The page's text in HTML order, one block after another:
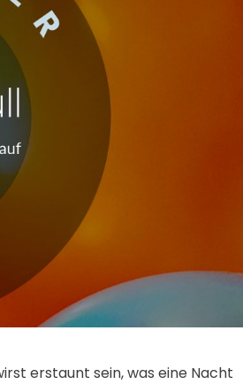
erstaunt sein, was eine Nacht